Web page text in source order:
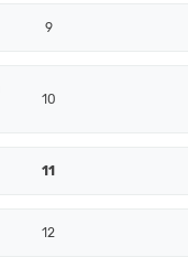
9
10
11
12